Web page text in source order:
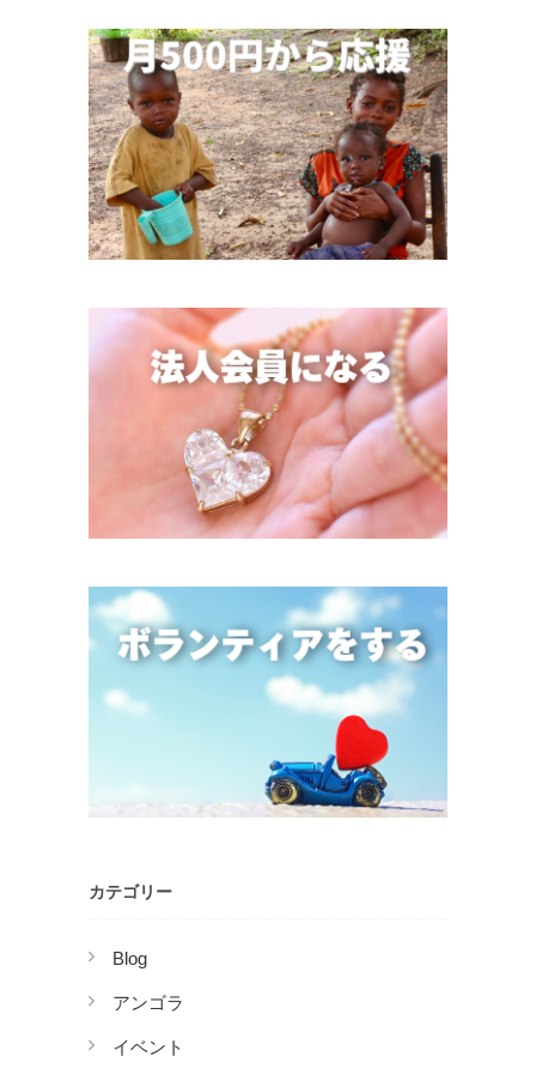
カテゴリー
Blog
アンゴラ
イベント